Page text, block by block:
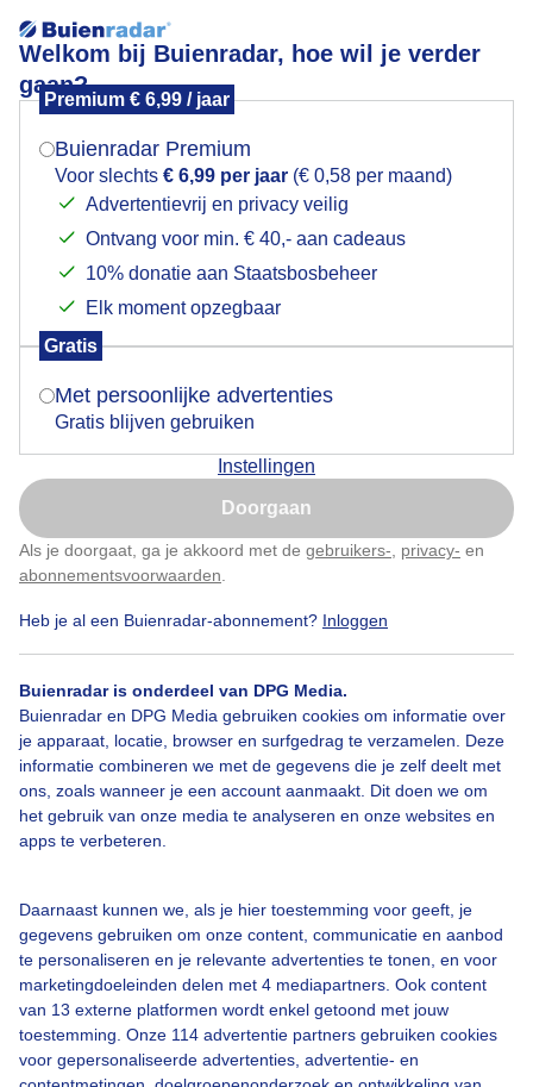
Welkom bij Buienradar, hoe wil je verder
gaan?
Premium € 6,99 / jaar
Buienradar Premium
Voor slechts € 6,99 per jaar (€ 0,58 per maand)
Advertentievrij en privacy veilig
Ontvang voor min. € 40,- aan cadeaus
10% donatie aan Staatsbosbeheer
Elk moment opzegbaar
Gratis
Met persoonlijke advertenties
Gratis blijven gebruiken
Instellingen
Doorgaan
Als je doorgaat, ga je akkoord met de gebruikers- privacy- en
abonnementsvoorwaarden
Heb je al een Buienradar-abonnement? Inloggen
Buienradar is onderdeel van DPG Media.
Buienradar en DPG Media gebruiken cookies om informatie over
je apparaat, locatie, browser en surfgedrag te verzamelen. Deze
informatie combineren we met de gegevens die je zelf deelt met
ons, zoals wanneer je een account aanmaakt. Dit doen we om
het gebruik van onze media te analyseren en onze websites en
apps te verbeteren.
Daarnaast kunnen we, als je hier toestemming voor geeft, je
gegevens gebruiken om onze content, communicatie en aanbod
te personaliseren en je relevante advertenties te tonen, en voor
marketingdoeleinden delen met 4 mediapartners. Ook content
van 13 externe platformen wordt enkel getoond met jouw
toestemming. Onze 114 advertentie partners gebruiken cookies
voor gepersonaliseerde advertenties, advertentie- en
Zonsondergang
Door: Francien Tax Gemaakt: 18-05-2026, 30x bekeken
Lente Wolken Zonsondergang
Bekijk slideshow
Over Buienradar
Mogen we je locatie gebruiken voor het
Indien je hier nog geen akkoord op hebt gegeven,
verschijnt er zo een pop-up uit je browser waarin
Is goed, toon de popup
Nu niet, misschien later
Klik hierom dit aan te passen